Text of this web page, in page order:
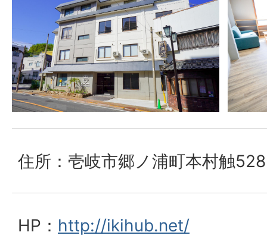
住所：壱岐市郷ノ浦町本村触528
HP： http://ikihub.net/